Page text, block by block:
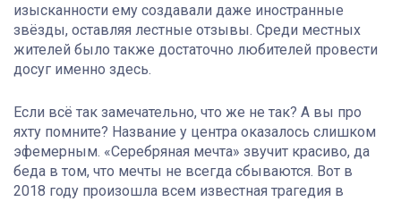
изысканности ему создавали даже иностранные
звёзды, оставляя лестные отзывы. Среди местных
жителей было также достаточно любителей провести
досуг именно здесь.
Если всё так замечательно, что же не так? А вы про
яхту помните? Название у центра оказалось слишком
эфемерным. «Серебряная мечта» звучит красиво, да
беда в том, что мечты не всегда сбываются. Вот в
2018 году произошла всем известная трагедия в